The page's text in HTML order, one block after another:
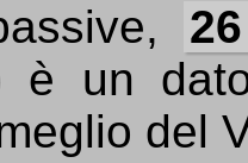
26
è un
del